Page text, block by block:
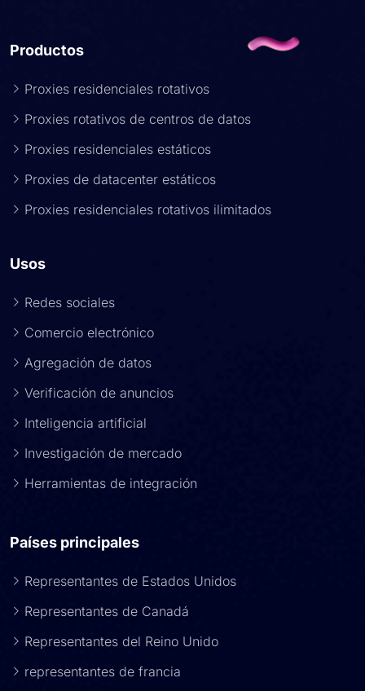
Productos
Proxies residenciales rotativos
Proxies rotativos de centros de datos
Proxies residenciales estáticos
Proxies de datacenter estáticos
Proxies residenciales rotativos ilimitados
Usos
Redes sociales
Comercio electrónico
Agregación de datos
Verificación de anuncios
Inteligencia artificial
Investigación de mercado
Herramientas de integración
Países principales
Representantes de Estados Unidos
Representantes de Canadá
Representantes del Reino Unido
representantes de francia